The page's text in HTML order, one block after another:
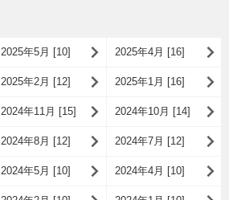
2025年5月 [10] 2025年4月 [16]
2025年2月 [12] 2025年1月 [16]
2024年11月 [15] 2024年10月 [14]
2024年8月 [12] 2024年7月 [12]
2024年5月 [10] 2024年4月 [10]